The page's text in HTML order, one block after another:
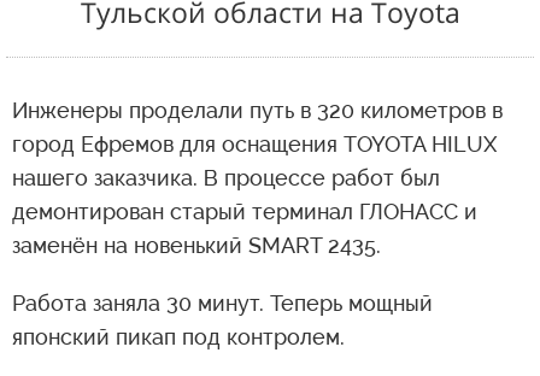
Тульской области на Toyota
Инженеры проделали путь в 320 километров в
город Ефремов для оснащения TOYOTA HILUX
нашего заказчика. В процессе работ был
демонтирован старый терминал ГЛОНАСС и
заменён на новенький SMART 2435.
Работа заняла 30 минут. Теперь мощный
японский пикап под контролем.